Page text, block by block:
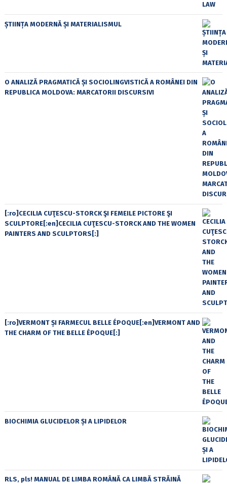
ȘTIINȚA MODERNĂ ȘI MATERIALISMUL
O ANALIZĂ PRAGMATICĂ ȘI SOCIOLINGVISTICĂ A ROMÂNEI DIN
REPUBLICA MOLDOVA: MARCATORII DISCURSIVI
[:ro]CECILIA CUŢESCU-STORCK ŞI FEMEILE PICTORE ŞI
SCULPTORE[:en]CECILIA CUŢESCU-STORCK AND THE WOMEN
PAINTERS AND SCULPTORS[:]
[:ro]VERMONT ȘI FARMECUL BELLE ÉPOQUE[:en]VERMONT AND
THE CHARM OF THE BELLE ÉPOQUE[:]
BIOCHIMIA GLUCIDELOR ȘI A LIPIDELOR
RLS, pls! MANUAL DE LIMBA ROMÂNĂ CA LIMBĂ STRĂINĂ